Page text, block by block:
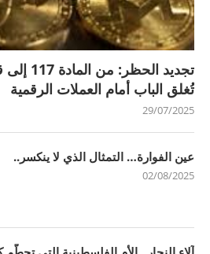
تُغلق الباب أمام العملات الرقمية
29/07/2025
عين الفوارة… التمثال الذي لا ينكسر..
02/08/2025